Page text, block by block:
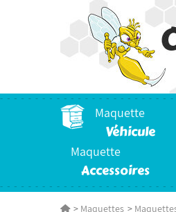
Maquette
Véhicule
Maquette
Accessoires
> Maquettes >